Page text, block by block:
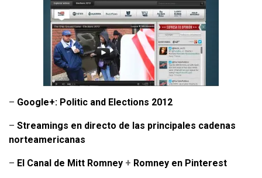
– Google+: Politic and Elections 2012
– Streamings en directo de las principales cadenas
norteamericanas
– El Canal de Mitt Romney + Romney en Pinterest